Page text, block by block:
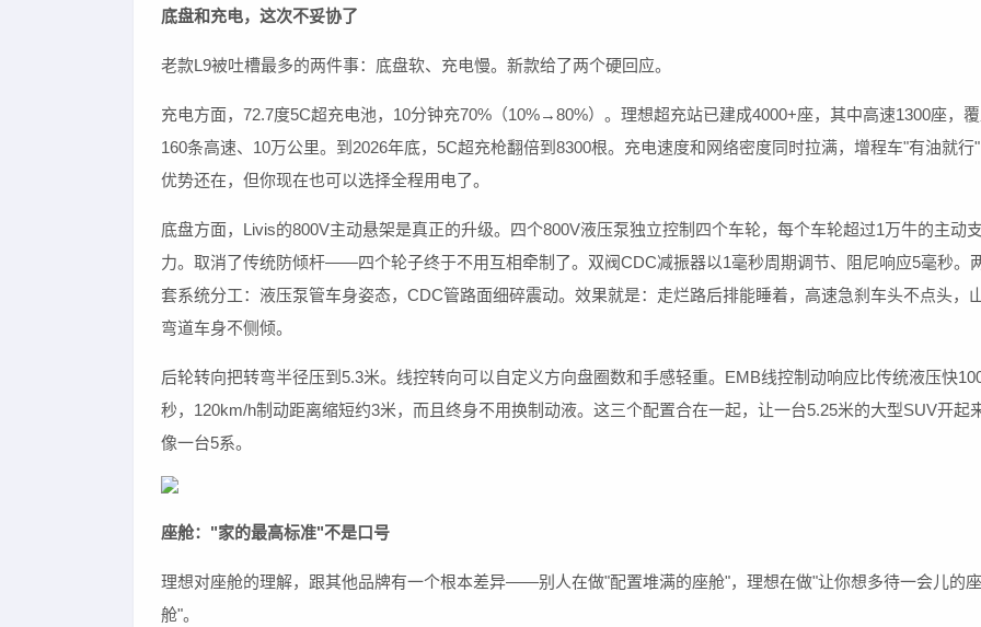
底盘和充电，这次不妥协了
老款L9被吐槽最多的两件事：底盘软、充电慢。新款给了两个硬回应。
充电方面，72.7度5C超充电池，10分钟充70%（10%→80%）。理想超充站已建成4000+座，其中高速1300座，
160条高速、10万公里。到2026年底，5C超充枪翻倍到8300根。充电速度和网络密度同时拉满，增程车"有油就行
优势还在，但你现在也可以选择全程用电了。
底盘方面，Livis的800V主动悬架是真正的升级。四个800V液压泵独立控制四个车轮，每个车轮超过1万牛的主动
力。取消了传统防倾杆——四个轮子终于不用互相牵制了。双阀CDC减振器以1毫秒周期调节、阻尼响应5毫秒。
套系统分工：液压泵管车身姿态，CDC管路面细碎震动。效果就是：走烂路后排能睡着，高速急刹车头不点头，
弯道车身不侧倾。
后轮转向把转弯半径压到5.3米。线控转向可以自定义方向盘圈数和手感轻重。EMB线控制动响应比传统液压快
秒，120km/h制动距离缩短约3米，而且终身不用换制动液。这三个配置合在一起，让一台5.25米的大型SUV开起
像一台5系。
座舱："家的最高标准"不是口号
理想对座舱的理解，跟其他品牌有一个根本差异——别人在做"配置堆满的座舱"，理想在做"让你想多待一会儿的座
舱"。